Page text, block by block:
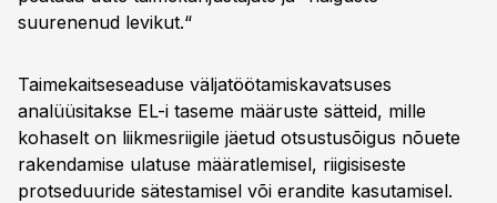
suurenenud levikut.“
Taimekaitseseaduse väljatöötamiskavatsuses
analüüsitakse EL-i taseme määruste sätteid, mille
kohaselt on liikmesriigile jäetud otsustusõigus nõuete
rakendamise ulatuse määratlemisel, riigisiseste
protseduuride sätestamisel või erandite kasutamisel.